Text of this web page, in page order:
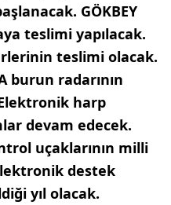
GÖKBEY
teslimi yapılacak.
teslimi olacak.
burun radarının
harp
devam edecek.
uçaklarının milli
destek
yıl olacak.